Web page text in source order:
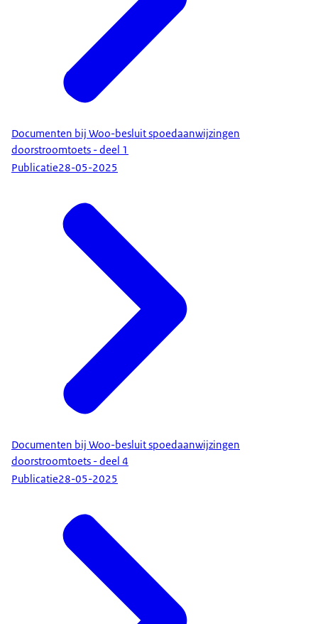
Documenten bij Woo-besluit spoedaanwijzingen
doorstroomtoets - deel 1
Publicatie28-05-2025
Documenten bij Woo-besluit spoedaanwijzingen
doorstroomtoets - deel 4
Publicatie28-05-2025